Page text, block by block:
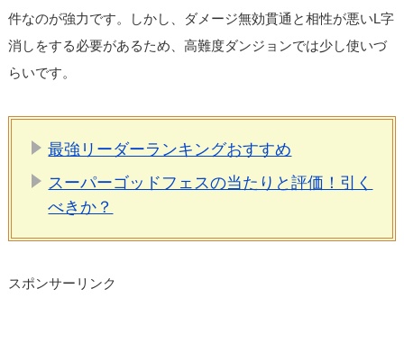
件なのが強力です。しかし、ダメージ無効貫通と相性が悪いL字
消しをする必要があるため、高難度ダンジョンでは少し使いづ
らいです。
最強リーダーランキングおすすめ
スーパーゴッドフェスの当たりと評価！引く
べきか？
スポンサーリンク